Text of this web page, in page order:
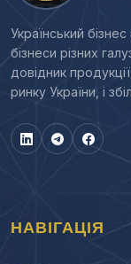
Український
бізнеси різних
довідник
ринку України, і
НАВІГАЦІЯ